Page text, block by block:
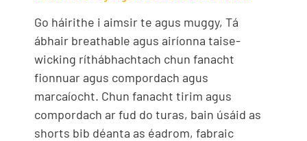
Go háirithe i aimsir te agus muggy, Tá
ábhair breathable agus airíonna taise-
wicking ríthábhachtach chun fanacht
fionnuar agus compordach agus
marcaíocht. Chun fanacht tirim agus
compordach ar fud do turas, bain úsáid as
shorts bib déanta as éadrom, fabraic